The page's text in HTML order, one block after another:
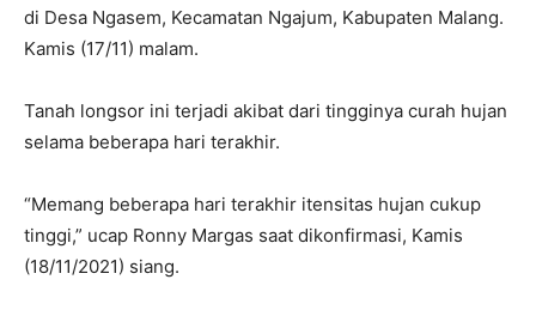
di Desa Ngasem, Kecamatan Ngajum, Kabupaten Malang.
Kamis (17/11) malam.
Tanah longsor ini terjadi akibat dari tingginya curah hujan
selama beberapa hari terakhir.
“Memang beberapa hari terakhir itensitas hujan cukup
tinggi,” ucap Ronny Margas saat dikonfirmasi, Kamis
(18/11/2021) siang.